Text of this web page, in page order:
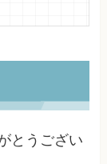
とうござい